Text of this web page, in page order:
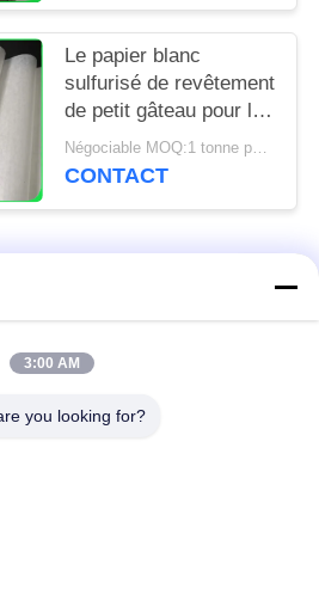
Le papier blanc
sulfurisé de revêtement
de petit gâteau pour la
cuisine de boulangerie
usine 31 - 38gsm
Négociable MOQ:1 tonne pour la taille commune et 10 tonnes pour la taille spéciale
CONTACT
petit pain brun de
3:00 AM
you looking for?